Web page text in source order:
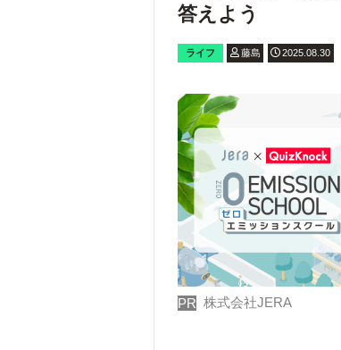
答えよう
ライフ 藤島 2025.08.30
PR 株式会社JERA